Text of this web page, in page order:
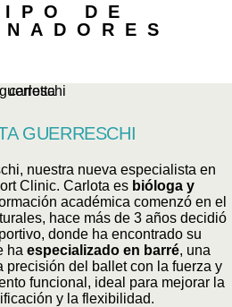
DE
GUERRESCHI
nuestra nueva especialista en
Clinic. Carlota es bióloga y
académica comenzó en el
hace más de 3 años decidió
donde ha encontrado su
ha especializado en barré, una
del ballet con la fuerza y
funcional, ideal para mejorar la
y la flexibilidad.